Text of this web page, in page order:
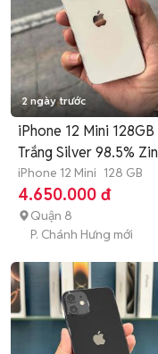
2 ngày trước
iPhone 12 Mini 128GB
Trắng Silver 98.5% Zin
iPhone 12 Mini 128 GB
4.650.000 đ
Quận 8
P. Chánh Hưng mới